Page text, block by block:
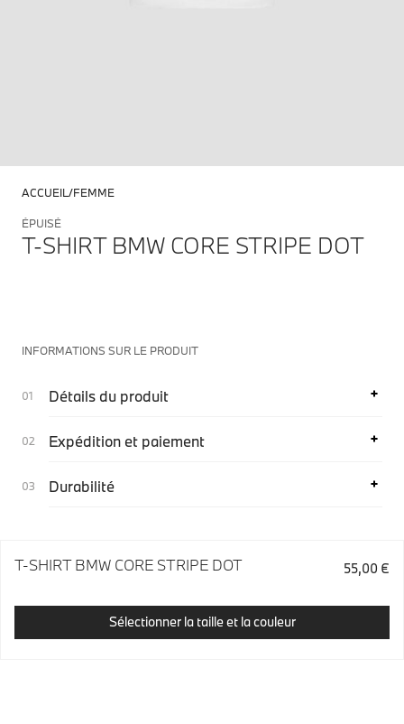
ACCUEIL FEMME
ÉPUISÉ
T-SHIRT BMW CORE STRIPE DOT
INFORMATIONS SUR LE PRODUIT
Détails du produit
Expédition et paiement
Durabilité
T-SHIRT BMW CORE STRIPE DOT 55,00 €
Sélectionner la taille et la couleur